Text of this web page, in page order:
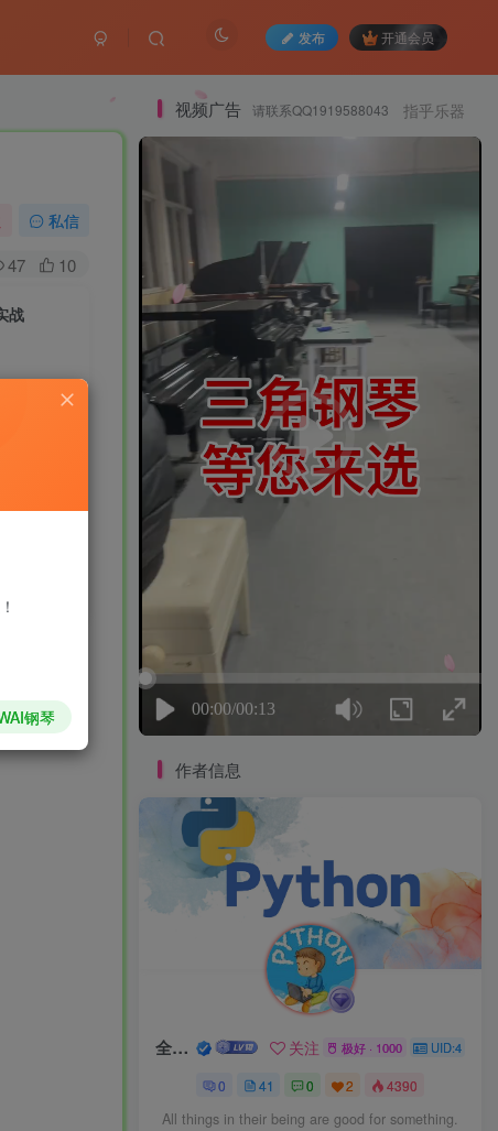
发布 开通会员
私信
47 10
战
买订单
寻网百货
视频广告 请联系QQ1919588043 指乎乐器
作者信息
全栈攻城狮 关注 极好 · 1000 UID:4
0 41 0 2 4390
All things in their being are good for something.
钢琴